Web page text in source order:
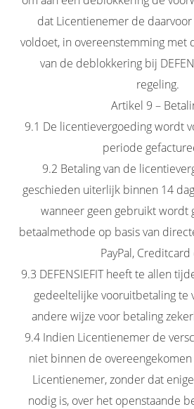
dat Licentienemer de
voldoet, in overeenstemming met
van de deblokkering bij
regeling.
Artikel 9 –
9.1 De licentievergoeding wordt
periode
9.2 Betaling van de
geschieden uiterlijk binnen 14
wanneer geen gebruikt wordt
betaalmethode op basis van
PayPal, Creditcard
9.3 DEFENSIEFIT heeft te allen
gedeeltelijke vooruitbetaling te
andere wijze voor betaling
9.4 Indien Licentienemer de
niet binnen de
Licentienemer, zonder dat
nodig is, over het openstaande